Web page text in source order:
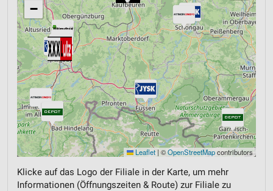
−
Leaflet | ©OpenStreetMapcontributors
Klicke auf das Logo der Filiale in der Karte, um mehr
Informationen (Öffnungszeiten & Route) zur Filiale zu